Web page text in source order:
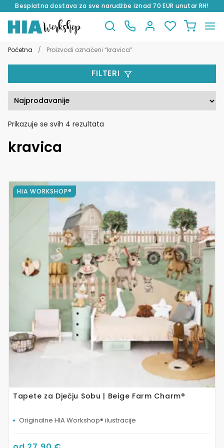
Besplatna dostava za sve narudžbe iznad 70 EUR unutar RH!
na
do
Početna / Proizvodi označeni “kravica”
Prikazuje se svih 4 rezultata
kravica
Tapete za Dječju Sobu | Beige Farm Charm®
HIA WORKSHOP®
Originalne HIA Workshop® ilustracije
Ovaj
proizvod
mogu
odabrati
proizvoda
FILTERI